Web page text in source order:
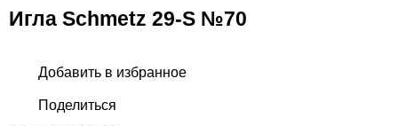
Игла Schmetz 29-S №70